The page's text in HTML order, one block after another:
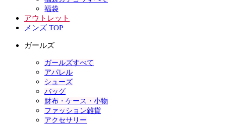
福袋
アウトレット
メンズ TOP
ガールズ
ガールズすべて
アパレル
シューズ
バッグ
財布・ケース・小物
ファッション雑貨
アクセサリー